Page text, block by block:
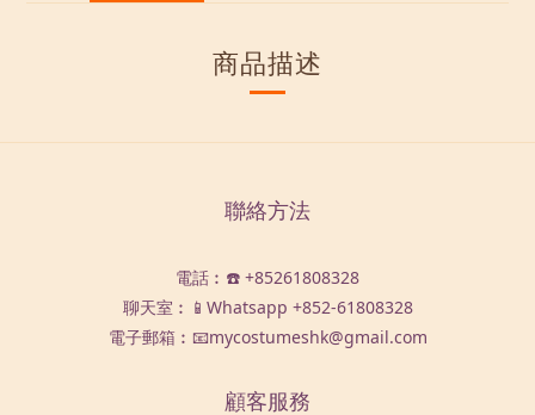
商品描述
聯絡方法
電話︰☎️ +85261808328
聊天室︰📱Whatsapp +852-61808328
電子郵箱︰📧mycostumeshk@gmail.com
顧客服務